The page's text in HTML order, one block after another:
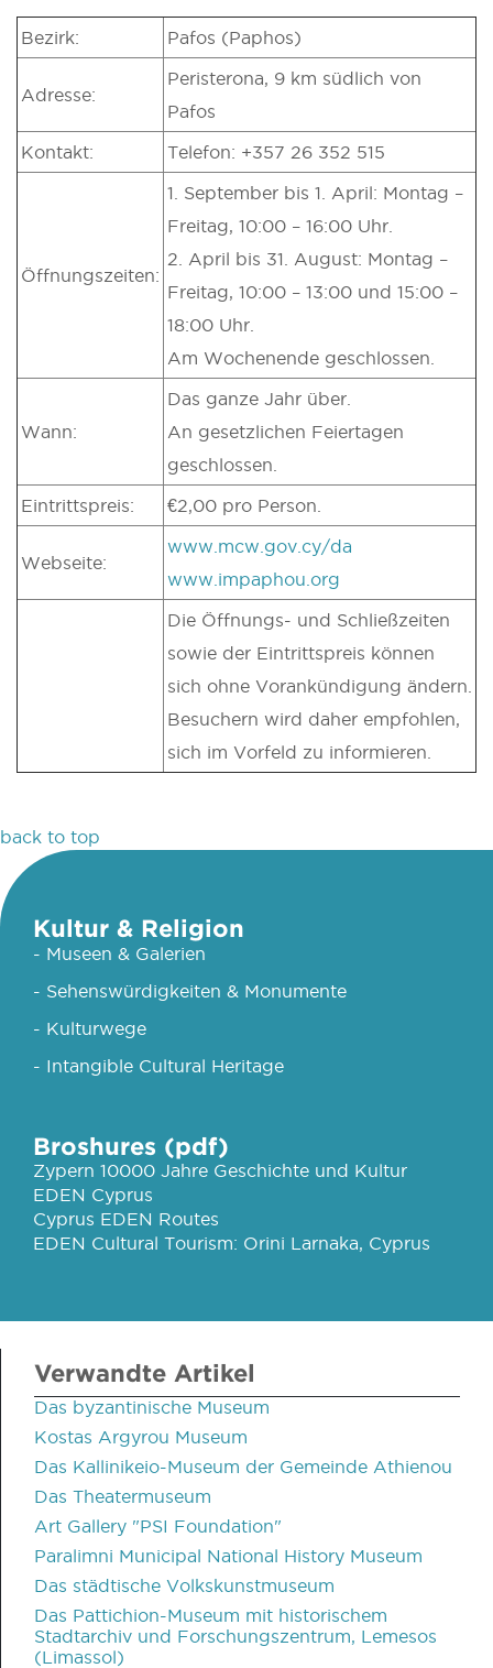
Bezirk: Pafos (Paphos)
Adresse:
Peristerona, 9 km südlich von
Pafos
Kontakt: Telefon: +357 26 352 515
Öffnungszeiten:
1. September bis 1. April: Montag –
Freitag, 10:00 – 16:00 Uhr.
2. April bis 31. August: Montag –
Freitag, 10:00 – 13:00 und 15:00 –
18:00 Uhr.
Am Wochenende geschlossen.
Wann:
Das ganze Jahr über.
An gesetzlichen Feiertagen
geschlossen.
Eintrittspreis: €2,00 pro Person.
Webseite:
www.mcw.gov.cy/da
www.impaphou.org
Die Öffnungs- und Schließzeiten
sowie der Eintrittspreis können
sich ohne Vorankündigung ändern.
Besuchern wird daher empfohlen,
sich im Vorfeld zu informieren.
back to top
Kultur & Religion
- Museen & Galerien
- Sehenswürdigkeiten & Monumente
- Kulturwege
- Intangible Cultural Heritage
Broshures (pdf)
Zypern 10000 Jahre Geschichte und Kultur
EDEN Cyprus
Cyprus EDEN Routes
EDEN Cultural Tourism: Orini Larnaka, Cyprus
Verwandte Artikel
Das byzantinische Museum
Kostas Argyrou Museum
Das Kallinikeio-Museum der Gemeinde Athienou
Das Theatermuseum
Art Gallery "PSI Foundation"
Paralimni Municipal National History Museum
Das städtische Volkskunstmuseum
Das Pattichion-Museum mit historischem
Stadtarchiv und Forschungszentrum, Lemesos
(Limassol)